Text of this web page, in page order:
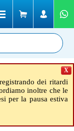
dei ritardi
inoltre che le
per la pausa estiva
X